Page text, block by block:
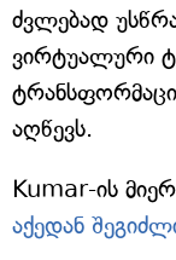
ძვლებად
ვირტუალური
აღწევს.
Kumar-ის
აქედან